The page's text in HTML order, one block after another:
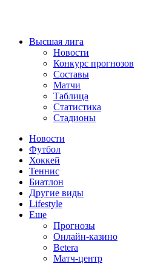
Высшая лига
Новости
Конкурс прогнозов
Составы
Матчи
Таблица
Статистика
Стадионы
Новости
Футбол
Хоккей
Теннис
Биатлон
Другие виды
Lifestyle
Еще
Прогнозы
Онлайн-казино
Betera
Матч-центр